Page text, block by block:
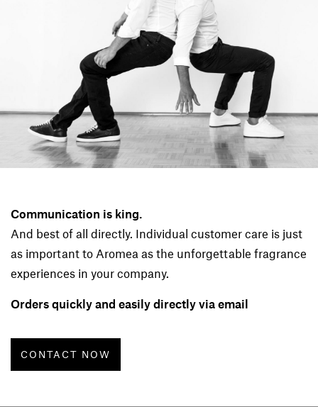
Communication is king.
And best of all directly. Individual customer care is just
as important to Aromea as the unforgettable fragrance
experiences in your company.
Orders quickly and easily directly via email
CONTACT NOW